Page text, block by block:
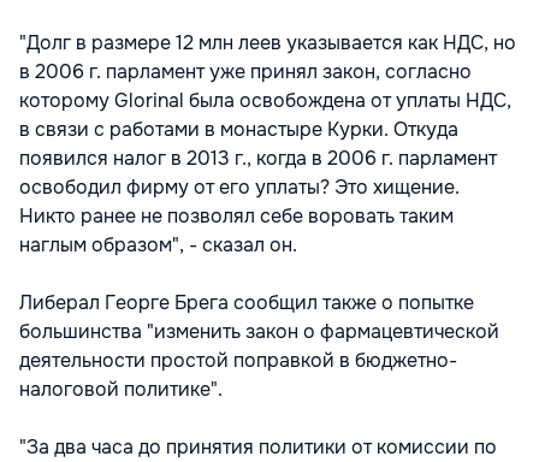
"Долг в размере 12 млн леев указывается как НДС, но
в 2006 г. парламент уже принял закон, согласно
которому Glorinal была освобождена от уплаты НДС,
в связи с работами в монастыре Курки. Откуда
появился налог в 2013 г., когда в 2006 г. парламент
освободил фирму от его уплаты? Это хищение.
Никто ранее не позволял себе воровать таким
наглым образом", - сказал он.
Либерал Георге Брега сообщил также о попытке
большинства "изменить закон о фармацевтической
деятельности простой поправкой в бюджетно-
налоговой политике".
"За два часа до принятия политики от комиссии по